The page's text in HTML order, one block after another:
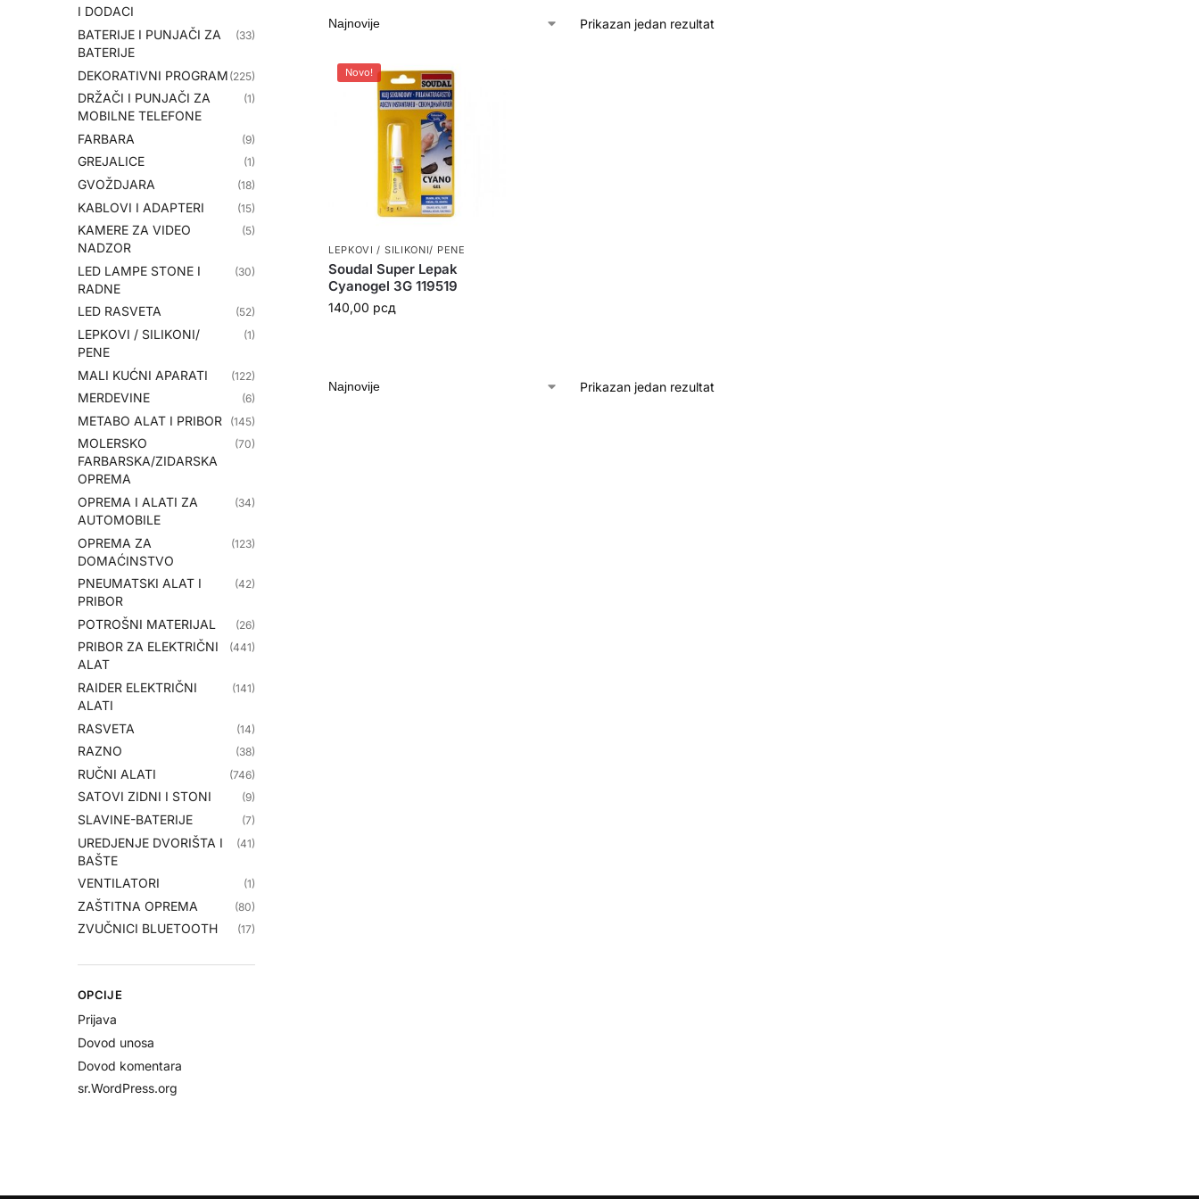
Prikazan jedan rezultat
Novo!
LEPKOVI / SILIKONI/ PENE
Soudal Super Lepak
Cyanogel 3G 119519
140,00 рсд
Prikazan jedan rezultat
I DODACI
BATERIJE I PUNJAČI ZA
BATERIJE
(33)
DEKORATIVNI PROGRAM (225)
DRŽAČI I PUNJAČI ZA
MOBILNE TELEFONE
(1)
FARBARA (9)
GREJALICE (1)
GVOŽDJARA (18)
KABLOVI I ADAPTERI (15)
KAMERE ZA VIDEO
NADZOR
(5)
LED LAMPE STONE I
RADNE
(30)
LED RASVETA (52)
LEPKOVI / SILIKONI/
PENE
(1)
MALI KUĆNI APARATI (122)
MERDEVINE (6)
METABO ALAT I PRIBOR (145)
MOLERSKO
FARBARSKA/ZIDARSKA
OPREMA
(70)
OPREMA I ALATI ZA
AUTOMOBILE
(34)
OPREMA ZA
DOMAĆINSTVO
(123)
PNEUMATSKI ALAT I
PRIBOR
(42)
POTROŠNI MATERIJAL (26)
PRIBOR ZA ELEKTRIČNI
ALAT
(441)
RAIDER ELEKTRIČNI
ALATI
(141)
RASVETA (14)
RAZNO (38)
RUČNI ALATI (746)
SATOVI ZIDNI I STONI (9)
SLAVINE-BATERIJE (7)
UREDJENJE DVORIŠTA I
BAŠTE
(41)
VENTILATORI (1)
ZAŠTITNA OPREMA (80)
ZVUČNICI BLUETOOTH (17)
OPCIJE
Prijava
Dovod unosa
Dovod komentara
sr.WordPress.org